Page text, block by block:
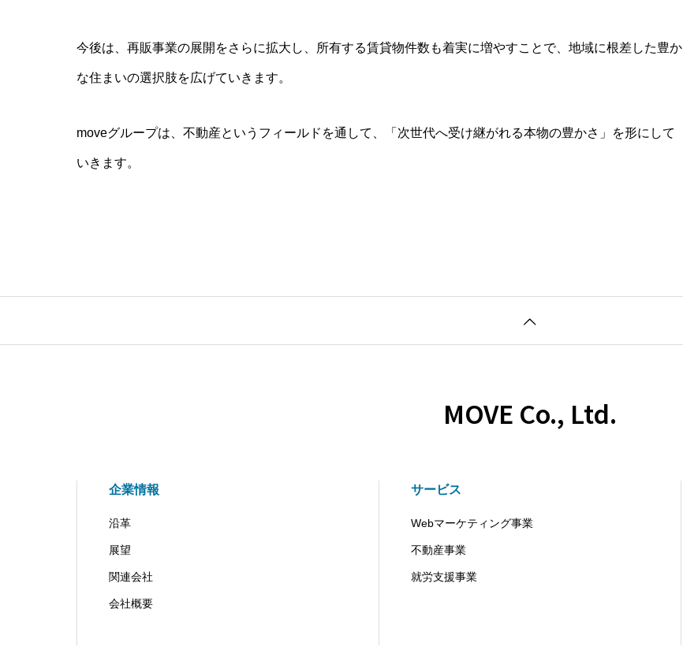
今後は、再販事業の展開をさらに拡大し、所有する賃貸物件数も着実に増やすことで、地域に根差した豊か
な住まいの選択肢を広げていきます。
moveグループは、不動産というフィールドを通して、「次世代へ受け継がれる本物の豊かさ」を形にして
いきます。
MOVE Co., Ltd.
企業情報
沿革
展望
関連会社
会社概要
サービス
Webマーケティング事業
不動産事業
就労支援事業